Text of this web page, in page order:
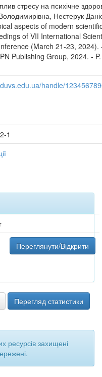
стресу на психічне
Нестерук
aspects of modern
of VII International
(March 21-23, 2024).
Publishing Group, 2024. -
handle/
1
Переглянути/Відкрити
Перегляд статистики
ресурсів захищені